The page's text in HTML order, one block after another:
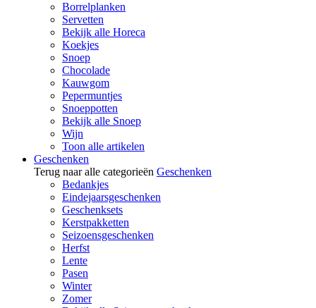
Borrelplanken
Servetten
Bekijk alle Horeca
Koekjes
Snoep
Chocolade
Kauwgom
Pepermuntjes
Snoeppotten
Bekijk alle Snoep
Wijn
Toon alle artikelen
Geschenken
Terug naar alle categorieën Geschenken
Bedankjes
Eindejaarsgeschenken
Geschenksets
Kerstpakketten
Seizoensgeschenken
Herfst
Lente
Pasen
Winter
Zomer